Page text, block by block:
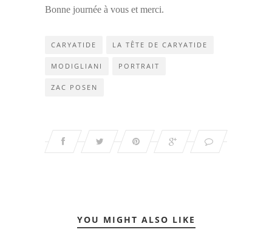
Bonne journée à vous et merci.
CARYATIDE LA TÊTE DE CARYATIDE
MODIGLIANI PORTRAIT
ZAC POSEN
YOU MIGHT ALSO LIKE